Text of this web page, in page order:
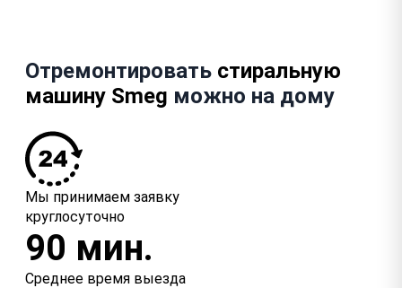
Отремонтировать стиральную
машину Smeg можно на дому
Мы принимаем заявку
круглосуточно
90 мин.
Среднее время выезда